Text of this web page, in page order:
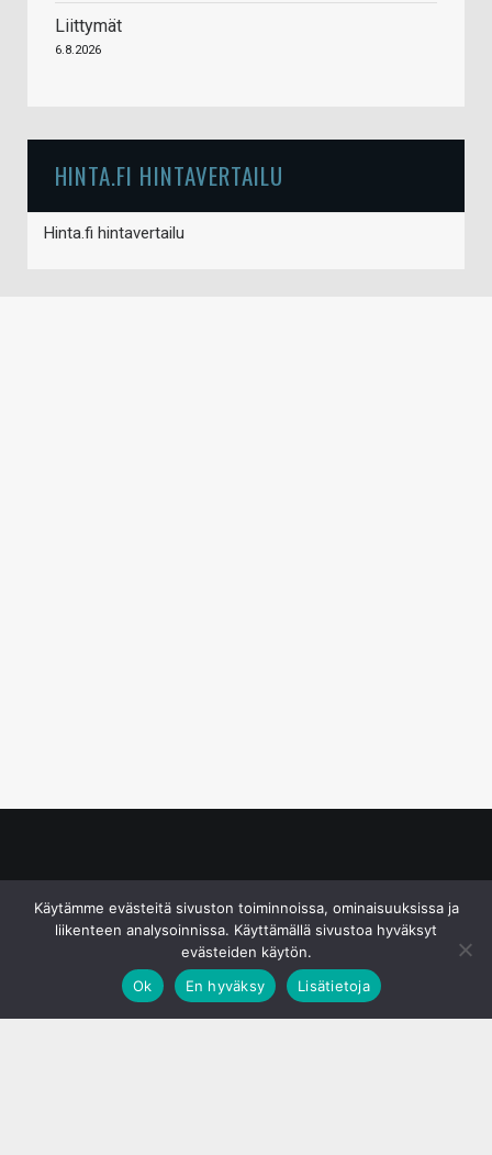
Liittymät
6.8.2026
HINTA.FI HINTAVERTAILU
Hinta.fi hintavertailu
Käytämme evästeitä sivuston toiminnoissa, ominaisuuksissa ja
liikenteen analysoinnissa. Käyttämällä sivustoa hyväksyt
evästeiden käytön.
Ok
En hyväksy Lisätietoja